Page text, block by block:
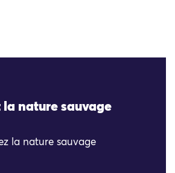
la nature sauvage
la nature sauvage